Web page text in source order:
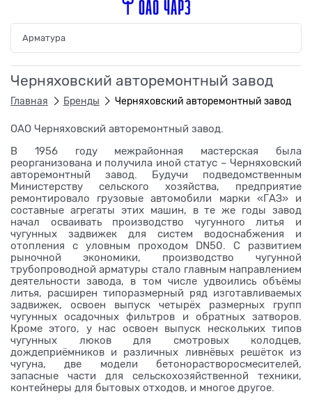
Арматура
Черняховский авторемонтный завод
Главная Бренды Черняховский авторемонтный завод
ОАО Черняховский авторемонтный завод.
В 1956 году межрайонная мастерская была
реорганизована и получила иной статус – Черняховский
авторемонтный завод. Будучи подведомственным
Министерству сельского хозяйства, предприятие
ремонтировало грузовые автомобили марки «ГАЗ» и
составные агрегаты этих машин, в те же годы завод
начал осваивать производство чугунного литья и
чугунных задвижек для систем водоснабжения и
отопления с уловным проходом DN50. С развитием
рыночной экономики, производство чугунной
трубопроводной арматуры стало главным направлением
деятельности завода, в том числе удвоились объёмы
литья, расширен типоразмерный ряд изготавливаемых
задвижек, освоен выпуск четырёх размерных групп
чугунных осадочных фильтров и обратных затворов.
Кроме этого, у нас освоен выпуск нескольких типов
чугунных люков для смотровых колодцев,
дождеприёмников и различных ливнёвых решёток из
чугуна, две модели бетонорастворосмесителей,
запасные части для сельскохозяйственной техники,
контейнеры для бытовых отходов, и многое другое.